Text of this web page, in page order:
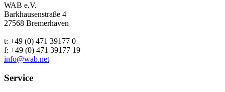
WAB e.V.
Barkhausenstraße 4
27568 Bremerhaven
t: +49 (0) 471 39177 0
f: +49 (0) 471 39177 19
info@wab.net
Service